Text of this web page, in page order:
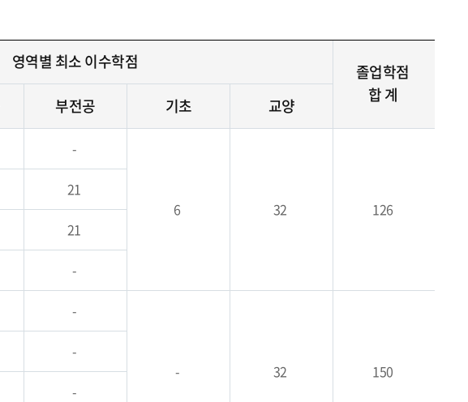
영역별 최소 이수학점
졸업학점
합 계
부전공 기초 교양
-
6 32 126
21
21
-
-
- 32 150
-
-